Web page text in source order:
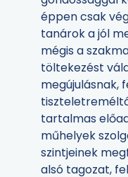
éppen csak
tanárok a jól
mégis a
töltekezést
megújulásnak,
tartalmas
műhelyek
szintjeinek
alsó tagozat,